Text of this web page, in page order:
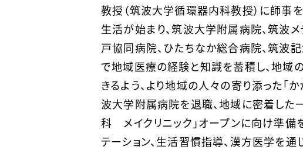
教授（筑波大学循環器内科教授）に師事
生活が始まり、筑波大学附属病院、筑波
戸協同病院、ひたちなか総合病院、筑波
で地域医療の経験と知識を蓄積し、地域
きるよう、より地域の人々の寄り添った「
波大学附属病院を退職、地域に密着した
科 メイクリニック」オープンに向け準備
テーション、生活習慣指導、漢方医学を